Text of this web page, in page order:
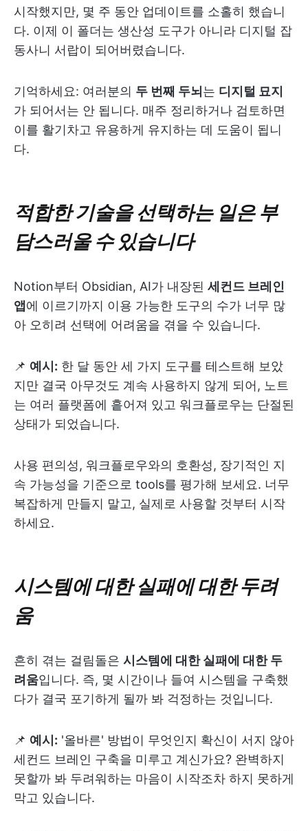
시작했지만, 몇 주 동안 업데이트를 소홀히 했습니
다. 이제 이 폴더는 생산성 도구가 아니라 디지털 잡
동사니 서랍이 되어버렸습니다.
기억하세요: 여러분의 두 번째 두뇌 는 디지털 묘지
가 되어서는 안 됩니다. 매주 정리하거나 검토하면
이를 활기차고 유용하게 유지하는 데 도움이 됩니
다.
적합한 기술을 선택하는 일은 부
담스러울 수 있습니다
Notion부터 Obsidian, AI가 내장된 세컨드 브레인
앱 에 이르기까지 이용 가능한 도구의 수가 너무 많
아 오히려 선택에 어려움을 겪을 수 있습니다.
📌 예시: 한 달 동안 세 가지 도구를 테스트해 보았
지만 결국 아무것도 계속 사용하지 않게 되어, 노트
는 여러 플랫폼에 흩어져 있고 워크플로우는 단절된
상태가 되었습니다.
사용 편의성, 워크플로우와의 호환성, 장기적인 지
속 가능성을 기준으로 tools를 평가해 보세요. 너무
복잡하게 만들지 말고, 실제로 사용할 것부터 시작
하세요.
시스템에 대한 실패에 대한 두려
움
흔히 겪는 걸림돌은 시스템에 대한 실패에 대한 두
려움입니다. 즉, 몇 시간이나 들여 시스템을 구축했
다가 결국 포기하게 될까 봐 걱정하는 것입니다.
📌 예시: '올바른' 방법이 무엇인지 확신이 서지 않아
세컨드 브레인 구축을 미루고 계신가요? 완벽하지
못할까 봐 두려워하는 마음이 시작조차 하지 못하게
막고 있습니다.